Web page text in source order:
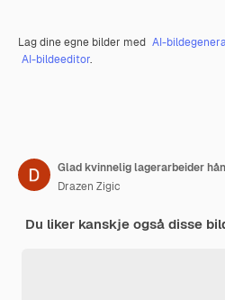
Lag dine egne bilder med AI-
AI-bildeeditor.
Drazen Zigic
Du liker kanskje også disse